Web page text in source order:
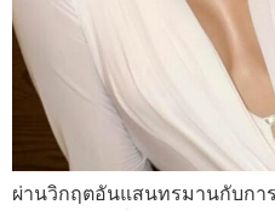
ผ่านวิกฤตอันแสนทรมานกับก